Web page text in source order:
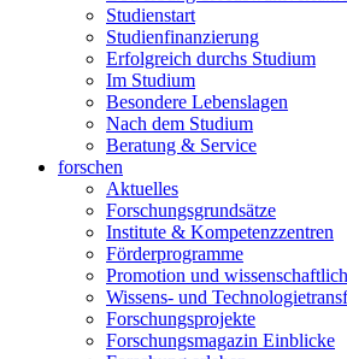
Studienstart
Studienfinanzierung
Erfolgreich durchs Studium
Im Studium
Besondere Lebenslagen
Nach dem Studium
Beratung & Service
forschen
Aktuelles
Forschungsgrundsätze
Institute & Kompetenzzentren
Förderprogramme
Promotion und
Wissens- und
Forschungsprojekte
Forschungsmagazin Einblicke